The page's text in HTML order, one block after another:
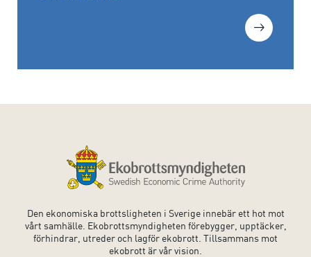
Den ekonomiska brottsligheten i Sverige innebär ett hot mot
vårt samhälle. Ekobrottsmyndigheten förebygger, upptäcker,
förhindrar, utreder och lagför ekobrott. Tillsammans mot
ekobrott är vår vision.